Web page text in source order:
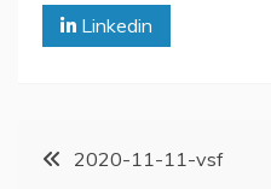
Linkedin
2020-11-11-vsf